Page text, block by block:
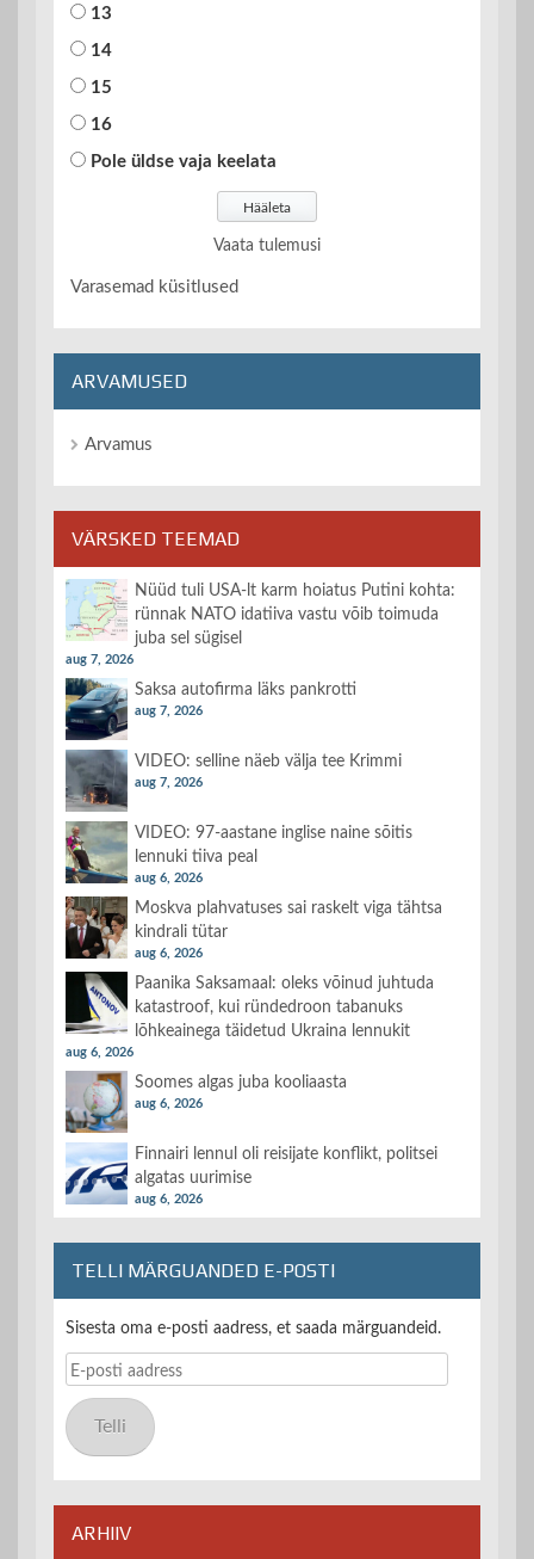
13
14
15
16
Pole üldse vaja keelata
Vaata tulemusi
Varasemad küsitlused
ARVAMUSED
Arvamus
VÄRSKED TEEMAD
Nüüd tuli USA-lt karm hoiatus Putini kohta:
rünnak NATO idatiiva vastu võib toimuda
juba sel sügisel
aug 7, 2026
Saksa autofirma läks pankrotti
aug 7, 2026
VIDEO: selline näeb välja tee Krimmi
aug 7, 2026
VIDEO: 97-aastane inglise naine sõitis
lennuki tiiva peal
aug 6, 2026
Moskva plahvatuses sai raskelt viga tähtsa
kindrali tütar
aug 6, 2026
Paanika Saksamaal: oleks võinud juhtuda
katastroof, kui ründedroon tabanuks
lõhkeainega täidetud Ukraina lennukit
aug 6, 2026
Soomes algas juba kooliaasta
aug 6, 2026
Finnairi lennul oli reisijate konflikt, politsei
algatas uurimise
aug 6, 2026
TELLI MÄRGUANDED E-POSTI
Sisesta oma e-posti aadress, et saada märguandeid.
E-
posti
aadress
Telli
ARHIIV